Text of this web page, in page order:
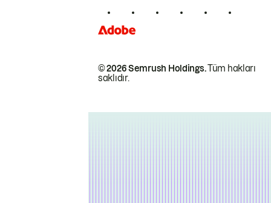
© 2026 Semrush Holdings.Tüm hakları
saklıdır.